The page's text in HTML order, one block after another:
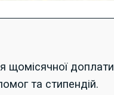
щомісячної доплати
та стипендій.